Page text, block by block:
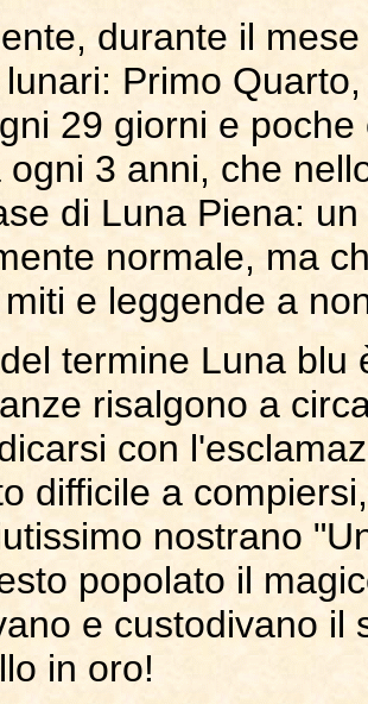
durante il
Primo
29 giorni e
ogni 3 anni, che
di Luna Piena:
normale, ma
e leggende a
termine Luna blu
risalgono a
con
difficile a
nostrano
popolato il
e custodivano il
in oro!